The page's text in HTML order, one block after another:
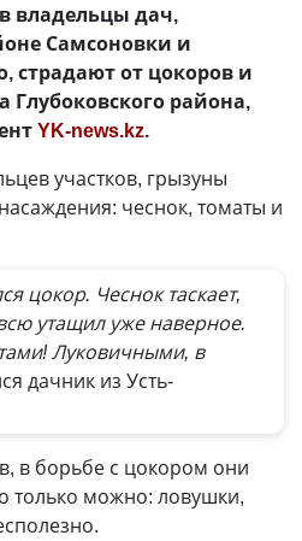
владельцы дач,
Самсоновки и
страдают от цокоров и
Глубоковского района,
YK-news.kz.
участков, грызуны
чеснок, томаты и
цокор. Чеснок таскает,
утащил уже наверное.
Луковичными, в
дачник из Усть-
в борьбе с цокором они
только можно: ловушки,